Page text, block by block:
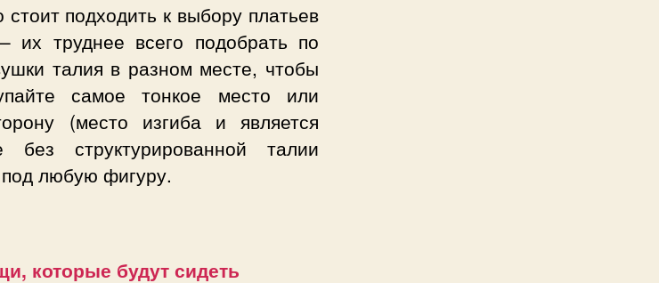
подходить к выбору платьев
их труднее всего подобрать по
талия в разном месте, чтобы
самое тонкое место или
(место изгиба и является
структурированной талии
под любую фигуру.
которые будут сидеть